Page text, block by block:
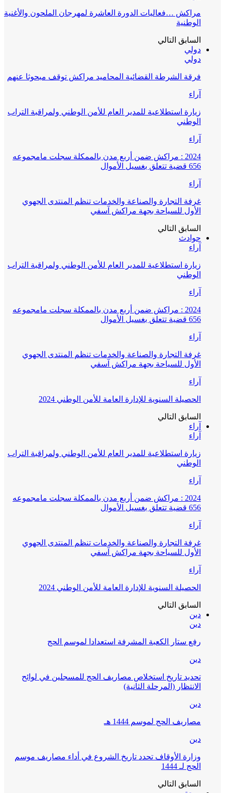
مراكش …فعاليات الدورة العاشرة لمهرجان الملحون والأغنية
الوطنية
السابق التالي
دولي
دولي
فرقة الشرطة القضائية المحاميد مراكش توقف مبحوثا عنهم
آراء
زيارة استطلاعية للمدير العام للأمن الوطني ولمراقبة التراب
الوطني
آراء
2024 : مراكش ضمن أربع مدن بالممكلة سجلت مامجموعه
656 قضية تتعلق بغسيل الأموال
آراء
غرفة التجارة والصناعة والخدمات تنظم المنتدى الجهوي
الأول للسياحة بجهة مراكش آسفي
السابق التالي
حوادث
آراء
زيارة استطلاعية للمدير العام للأمن الوطني ولمراقبة التراب
الوطني
آراء
2024 : مراكش ضمن أربع مدن بالممكلة سجلت مامجموعه
656 قضية تتعلق بغسيل الأموال
آراء
غرفة التجارة والصناعة والخدمات تنظم المنتدى الجهوي
الأول للسياحة بجهة مراكش آسفي
آراء
الحصيلة السنوية للإدارة العامة للأمن الوطني 2024
السابق التالي
آراء
آراء
زيارة استطلاعية للمدير العام للأمن الوطني ولمراقبة التراب
الوطني
آراء
2024 : مراكش ضمن أربع مدن بالممكلة سجلت مامجموعه
656 قضية تتعلق بغسيل الأموال
آراء
غرفة التجارة والصناعة والخدمات تنظم المنتدى الجهوي
الأول للسياحة بجهة مراكش آسفي
آراء
الحصيلة السنوية للإدارة العامة للأمن الوطني 2024
السابق التالي
دين
دين
رفع ستار الكعبة المشرفة استعدادا لموسم الحج
دين
تحديد تاريخ استخلاص مصاريف الحج للمسجلين في لوائح
الانتظار (المرحلة الثانية)
دين
مصاريف الحج لموسم 1444 هـ
دين
وزارة الأوقاف تحدد تاريخ الشروع في أداء مصاريف موسم
الحج لـ 1444
السابق التالي